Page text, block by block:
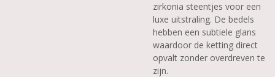
zirkonia steentjes voor een
luxe uitstraling. De bedels
hebben een subtiele glans
waardoor de ketting direct
opvalt zonder overdreven te
zijn.